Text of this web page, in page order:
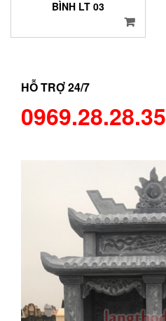
BÌNH LT 03
HỖ TRỢ 24/7
0969.28.28.35